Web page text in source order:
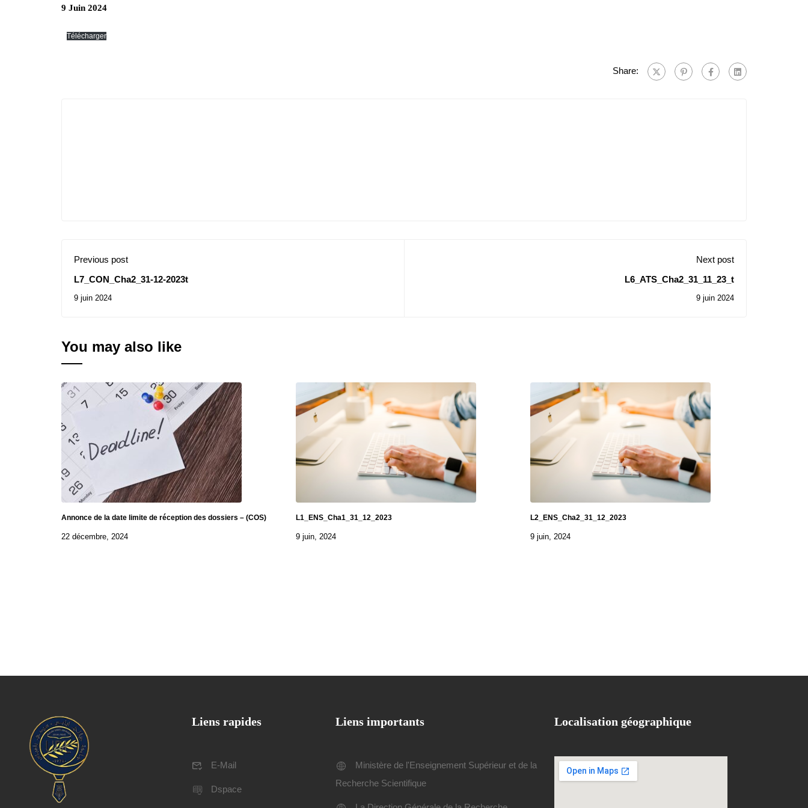
9 Juin 2024
Télécharger
Share:
Previous post
L7_CON_Cha2_31-12-2023t
9 juin 2024
Next post
L6_ATS_Cha2_31_11_23_t
9 juin 2024
You may also like
Annonce de la date limite de réception des dossiers – (COS)
22 décembre, 2024
L1_ENS_Cha1_31_12_2023
9 juin, 2024
L2_ENS_Cha2_31_12_2023
9 juin, 2024
Liens rapides
E-Mail
Dspace
Liens importants
Ministère de l'Enseignement Supérieur et de la
Recherche Scientifique
Localisation géographique